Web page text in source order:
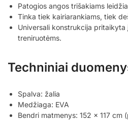
Patogios angos trišakiams
Tinka tiek kairiarankiams, tiek
Universali konstrukcija pritaikyta
treniruotėms.
Techniniai
Spalva: žalia
Medžiaga: EVA
Bendri matmenys: 152 x 117 cm